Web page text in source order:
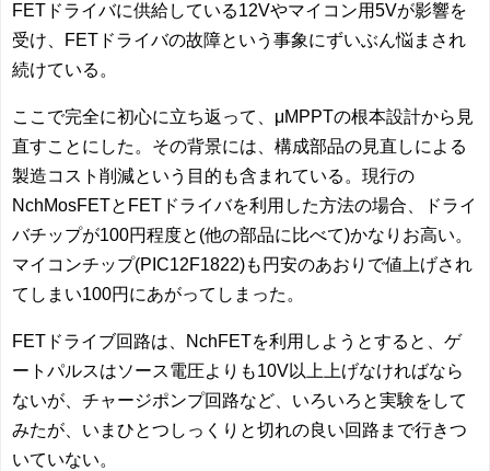
FETドライバに供給している12Vやマイコン用5Vが影響を
受け、FETドライバの故障という事象にずいぶん悩まされ
続けている。
ここで完全に初心に立ち返って、μMPPTの根本設計から見
直すことにした。その背景には、構成部品の見直しによる
製造コスト削減という目的も含まれている。現行の
NchMosFETとFETドライバを利用した方法の場合、ドライ
バチップが100円程度と(他の部品に比べて)かなりお高い。
マイコンチップ(PIC12F1822)も円安のあおりで値上げされ
てしまい100円にあがってしまった。
FETドライブ回路は、NchFETを利用しようとすると、ゲ
ートパルスはソース電圧よりも10V以上上げなければなら
ないが、チャージポンプ回路など、いろいろと実験をして
みたが、いまひとつしっくりと切れの良い回路まで行きつ
いていない。